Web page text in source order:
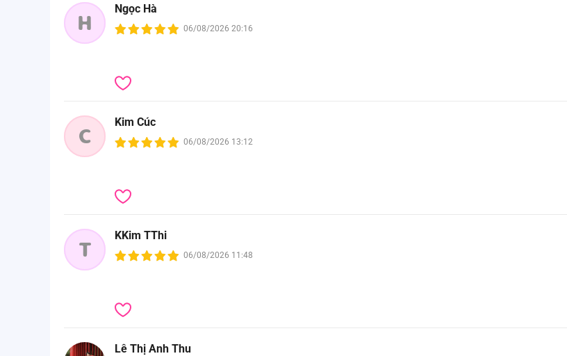
H
Ngọc Hà
06/08/2026 20:16
C
Kim Cúc
06/08/2026 13:12
T
KKim TThi
06/08/2026 11:48
Lê Thị Anh Thu